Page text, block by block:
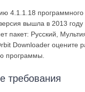
4.1.1.18
вышла в 2013
пакет: Русский,
Downloader оцените
программы.
требования